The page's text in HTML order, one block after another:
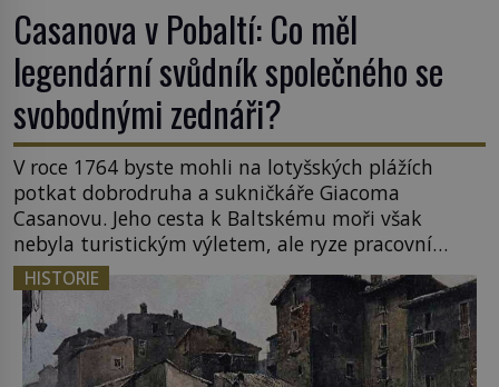
Casanova v Pobaltí: Co měl
legendární svůdník společného se
svobodnými zednáři?
V roce 1764 byste mohli na lotyšských plážích
potkat dobrodruha a sukničkáře Giacoma
Casanovu. Jeho cesta k Baltskému moři však
nebyla turistickým výletem, ale ryze pracovní
cestou se zištnými úmysly. Jaký cíl Casanova
sledoval, když se například procházel uličkami
lotyšské Rigy? Casanova v Pobaltí kontaktoval
tamní zednářské lóže. Nebyl v této oblasti žádným
nováčkem, protože do zednářské […]
HISTORIE